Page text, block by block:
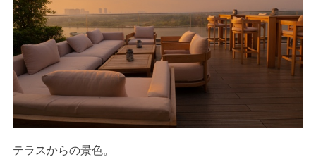
テラスからの景色。